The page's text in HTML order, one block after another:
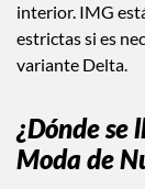
interior. IMG
estrictas si es
variante Delta.
¿Dónde se
Moda de